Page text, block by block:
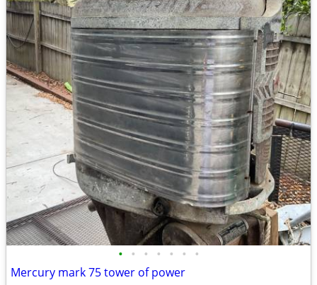
• • • • • • •
Mercury mark 75 tower of power